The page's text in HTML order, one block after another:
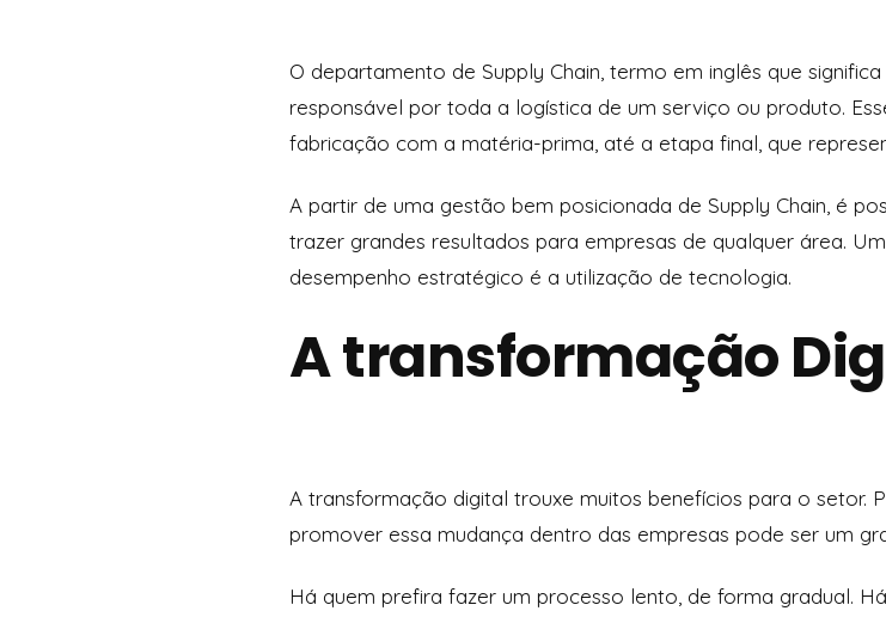
O departamento de Supply Chain, termo em inglês que
responsável por toda a logística de um serviço ou produto.
fabricação com a matéria-prima, até a etapa final, que
A partir de uma gestão bem posicionada de Supply Chain, é
trazer grandes resultados para empresas de qualquer área.
desempenho estratégico é a utilização de tecnologia.
A transformação
A transformação digital trouxe muitos benefícios para o setor.
promover essa mudança dentro das empresas pode ser um
Há quem prefira fazer um processo lento, de forma gradual.